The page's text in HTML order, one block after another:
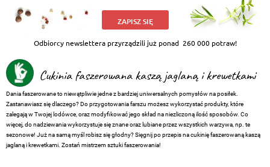
ZAPISZ SIĘ
Odbiorcy newslettera przyrządzili już ponad 260 000 potraw!
Cukinia faszerowana kaszą jaglaną i krewetkami
Dania faszerowane to niewątpliwie jedne z bardziej uniwersalnych pomysłów na posiłek.
Zastanawiasz się dlaczego? Do przygotowania farszu możesz wykorzystać produkty, które
zalegają w Twojej lodówce, oraz modyfikować jego skład na niezliczoną ilość sposobów. Co
więcej, do nadziewania wykorzystuje się znane oraz lubiane przez wszystkich warzywa, np. te
sezonowe! Już na samą myśl robisz się głodny? Sięgnij po przepis na cukinię faszerowaną kaszą
jaglaną i krewetkami. Zostań mistrzem sztuki faszerowania!